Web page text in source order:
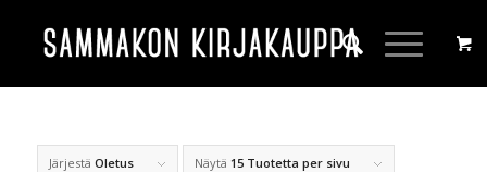
Järjestä Oletus Näytä 15 Tuotetta per sivu